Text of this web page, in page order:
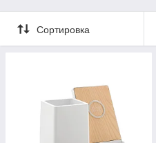
Сортировка